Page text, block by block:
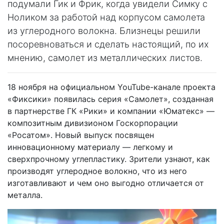
подумали Гик и Фрик, когда увидели Симку с
Ноликом за работой над корпусом самолета
из углеродного волокна. Близнецы решили
посоревноваться и сделать настоящий, по их
мнению, самолет из металлических листов.
18 ноября на официальном YouTube-канале проекта
«Фиксики» появилась серия «Самолет», созданная
в партнерстве ГК «Рики» и компании «Юматекс» —
композитным дивизионом Госкорпорации
«Росатом». Новый выпуск посвящен
инновационному материалу — легкому и
сверхпрочному углепластику. Зрители узнают, как
производят углеродное волокно, что из него
изготавливают и чем оно выгодно отличается от
металла.